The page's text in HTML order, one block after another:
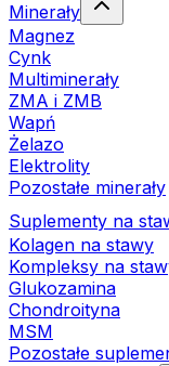
Minerały
Magnez
Cynk
Multiminerały
ZMA i ZMB
Wapń
Żelazo
Elektrolity
Pozostałe minerały
Suplementy na
Kolagen na stawy
Kompleksy na
Glukozamina
Chondroityna
MSM
Pozostałe